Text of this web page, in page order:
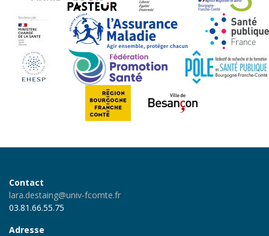
Contact
lara.destaing@univ-fcomte.fr
03.81.66.55.75
Adresse